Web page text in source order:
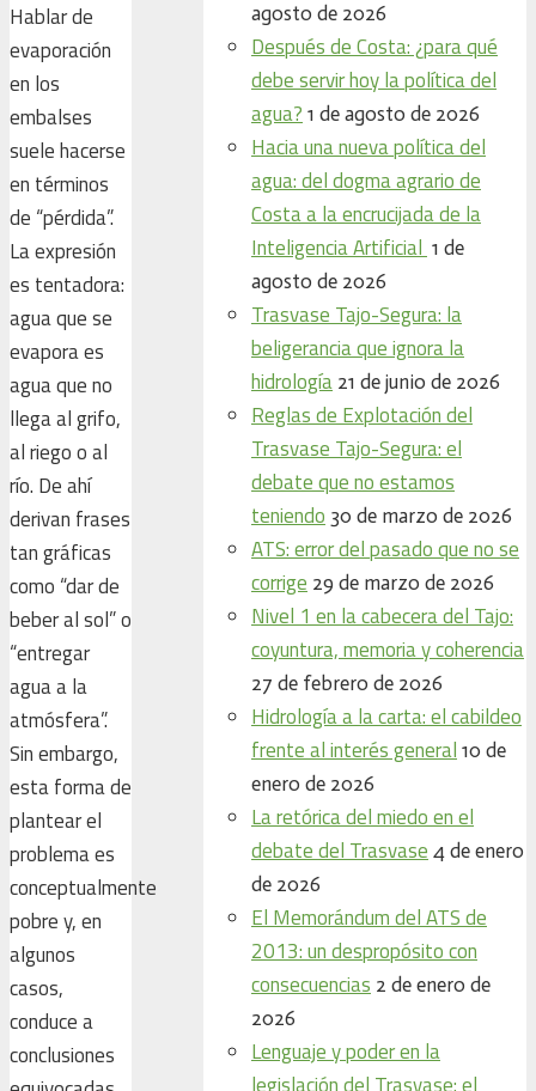
Hablar de
evaporación
en los
embalses
suele hacerse
en términos
de “pérdida”.
La expresión
es tentadora:
agua que se
evapora es
agua que no
llega al grifo,
al riego o al
río. De ahí
derivan frases
tan gráficas
como “dar de
beber al sol” o
“entregar
agua a la
atmósfera”.
Sin embargo,
esta forma de
plantear el
problema es
conceptualmente
pobre y, en
algunos
casos,
conduce a
conclusiones
agosto de 2026
Después de Costa: ¿para qué
debe servir hoy la política del
agua? 1 de agosto de 2026
Hacia una nueva política del
agua: del dogma agrario de
Costa a la encrucijada de la
Inteligencia Artificial 1 de
agosto de 2026
Trasvase Tajo-Segura: la
beligerancia que ignora la
hidrología 21 de junio de 2026
Reglas de Explotación del
Trasvase Tajo-Segura: el
debate que no estamos
teniendo 30 de marzo de 2026
ATS: error del pasado que no se
corrige 29 de marzo de 2026
Nivel 1 en la cabecera del Tajo:
coyuntura, memoria y coherencia
27 de febrero de 2026
Hidrología a la carta: el cabildeo
frente al interés general 10 de
enero de 2026
La retórica del miedo en el
debate del Trasvase 4 de enero
de 2026
El Memorándum del ATS de
2013: un despropósito con
consecuencias 2 de enero de
2026
Lenguaje y poder en la